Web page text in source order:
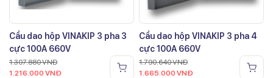
Cầu dao hộp VINAKIP 3 pha 3
cực 100A 660V
1.307.880VNĐ
1.216.000 VNĐ
Cầu dao hộp VINAKIP 3 pha 4
cực 100A 660V
1.790.640VNĐ
1.665.000 VNĐ